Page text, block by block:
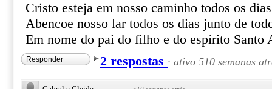
Cristo esteja em nosso caminho todos os
Abencoe nosso lar todos os dias junto de
Em nome do pai do filho e do espírito Santo
Responder 2 respostas · ativo 510 semanas